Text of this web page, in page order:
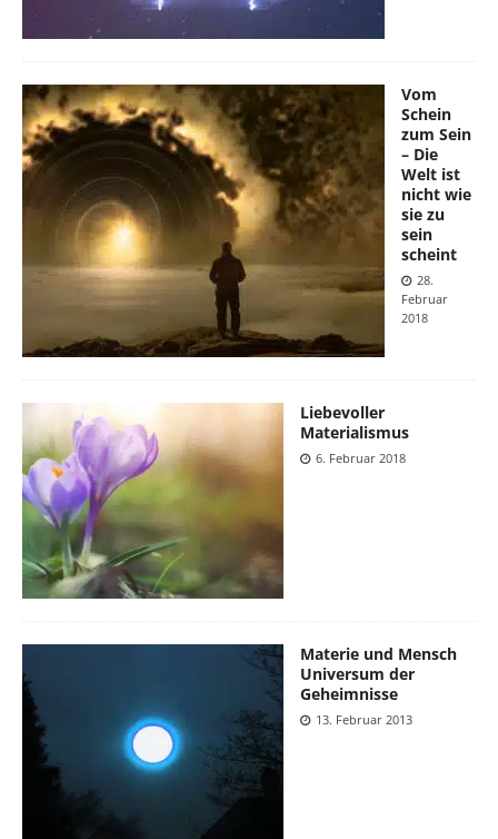
Vom
Schein
zum Sein
– Die
Welt ist
nicht wie
sie zu
sein
scheint
28.
Februar
2018
Liebevoller
Materialismus
6. Februar 2018
Materie und Mensch
Universum der
Geheimnisse
13. Februar 2013